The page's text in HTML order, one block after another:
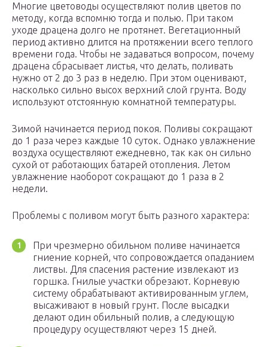
Многие цветоводы осуществляют полив цветов по
методу, когда вспомню тогда и полью. При таком
уходе драцена долго не протянет. Вегетационный
период активно длится на протяжении всего теплого
времени года. Чтобы не задаваться вопросом, почему
драцена сбрасывает листья, что делать, поливать
нужно от 2 до 3 раз в неделю. При этом оценивают,
насколько сильно высох верхний слой грунта. Воду
используют отстоянную комнатной температуры.
Зимой начинается период покоя. Поливы сокращают
до 1 раза через каждые 10 суток. Однако увлажнение
воздуха осуществляют ежедневно, так как он сильно
сухой от работающих батарей отопления. Летом
увлажнение наоборот сокращают до 1 раза в 2
недели.
Проблемы с поливом могут быть разного характера:
При чрезмерно обильном поливе начинается
гниение корней, что сопровождается опаданием
листвы. Для спасения растение извлекают из
горшка. Гнилые участки обрезают. Корневую
систему обрабатывают активированным углем,
высаживают в новый грунт. После высадки
делают один обильный полив, а следующую
процедуру осуществляют через 15 дней.